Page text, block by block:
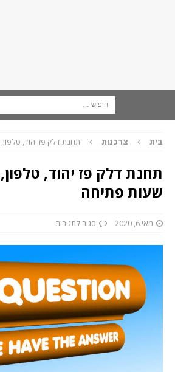
בית צרכנות תחנת דלק פז יהוד,
תחנת דלק פז יהוד,
שעות פתיחה
מאי 6, 2020 סגור לתגובות